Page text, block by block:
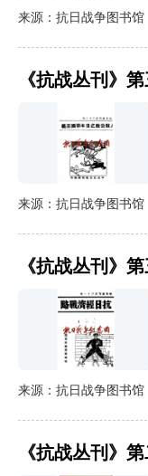
来源：抗日战争图书馆
《抗战丛刊》
来源：抗日战争图书馆
《抗战丛刊》
来源：抗日战争图书馆
《抗战丛刊》